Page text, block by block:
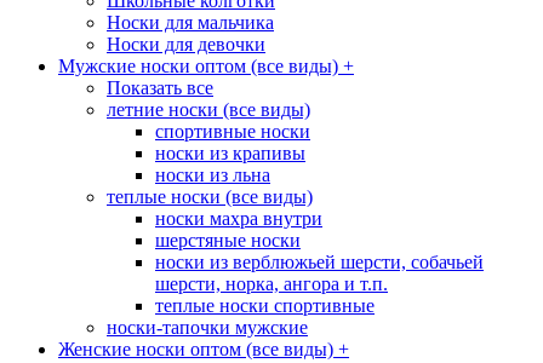
Носки для мальчика
Носки для девочки
Мужские носки оптом (все виды) +
Показать все
летние носки (все виды)
спортивные носки
носки из крапивы
носки из льна
теплые носки (все виды)
носки махра внутри
шерстяные носки
носки из верблюжьей шерсти, собачьей
шерсти, норка, ангора и т.п.
теплые носки спортивные
носки-тапочки мужские
Женские носки оптом (все виды) +